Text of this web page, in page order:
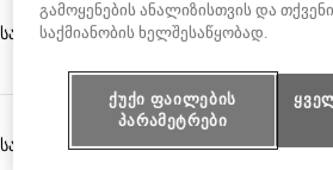
სარქველის მექანიზმი
16-
საწვავის შეფრქვევის სისტემა
გამოყენების ანალიზისთვის და
საქმიანობის ხელშესაწყობად.
ქუქი ფაილების
პარამეტრები